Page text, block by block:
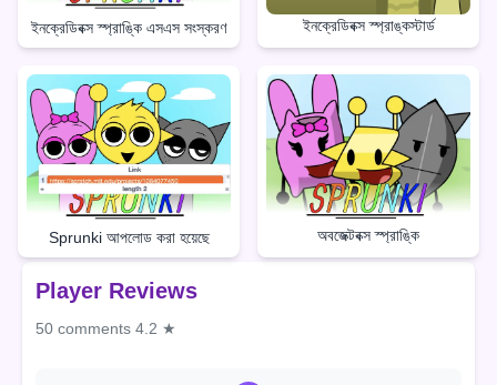
ইনক্রেডিবক্স স্প্রাঙ্কি এসএস সংস্করণ ইনক্রেডিবক্স স্প্রাঙ্কস্টার্ড
Sprunki আপলোড করা হয়েছে অবজেক্টবক্স স্প্রাঙ্কি
Player Reviews
50 comments 4.2 ★